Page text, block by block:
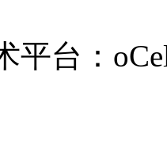
平台：